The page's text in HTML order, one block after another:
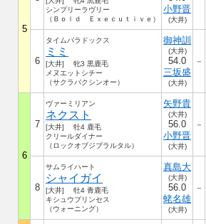
5
シンプリーラヴリー
（Ｂｏｌｄ Ｅｘｅｃｕｔｉｖｅ）
小野晋
(大井)
6
タイムパラドックス
ミミ
[大井] 牝3 黒鹿毛
メヌエットシチー
（サクラバクシンオー）
御神訓
(大井)
54.0
三坂盛
(大井)
－
6
7
ヴァーミリアン
ネクスト
[大井] 牡4 鹿毛
クリールダイナー
（ロックオブジブラルタル）
矢野貴
(大井)
56.0
小野晋
(大井)
－
8
サムライハート
シャイガイ
[大井] 牡4 青鹿毛
キシュウプリンセス
（ウォーニング）
真島大
(大井)
56.0
蛯名雄
(大井)
－